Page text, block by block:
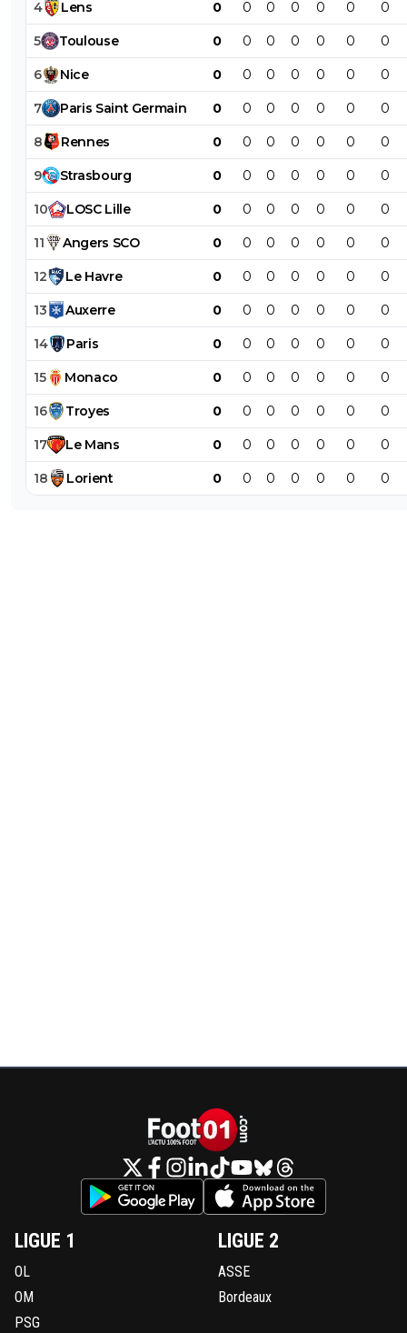
4 Lens 0 0 0 0 0 0 0
5 Toulouse 0 0 0 0 0 0 0
6 Nice 0 0 0 0 0 0 0
7 Paris Saint Germain 0 0 0 0 0 0 0
8 Rennes 0 0 0 0 0 0 0
9 Strasbourg 0 0 0 0 0 0 0
10 LOSC Lille 0 0 0 0 0 0 0
11 Angers SCO 0 0 0 0 0 0 0
12 Le Havre 0 0 0 0 0 0 0
13 Auxerre 0 0 0 0 0 0 0
14 Paris 0 0 0 0 0 0 0
15 Monaco 0 0 0 0 0 0 0
16 Troyes 0 0 0 0 0 0 0
17 Le Mans 0 0 0 0 0 0 0
18 Lorient 0 0 0 0 0 0 0
LIGUE 1
OL
OM
PSG
LIGUE 2
ASSE
Bordeaux